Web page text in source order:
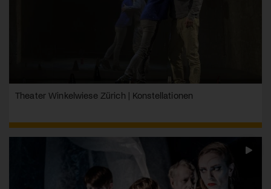
Theater Winkelwiese Zürich | Konstellationen